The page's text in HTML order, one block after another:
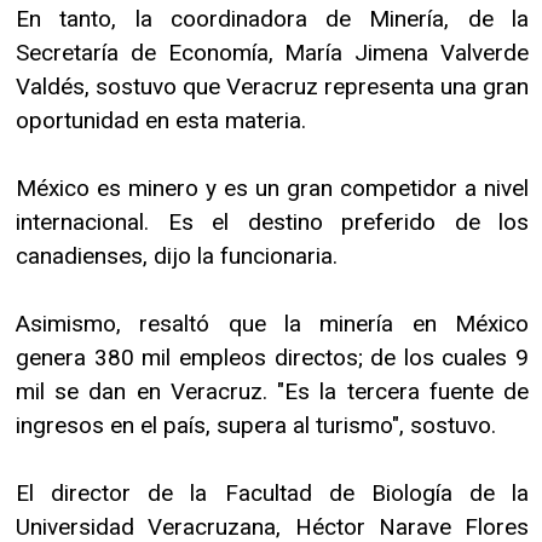
En tanto, la coordinadora de Minería, de la
Secretaría de Economía, María Jimena Valverde
Valdés, sostuvo que Veracruz representa una gran
oportunidad en esta materia.
México es minero y es un gran competidor a nivel
internacional. Es el destino preferido de los
canadienses, dijo la funcionaria.
Asimismo, resaltó que la minería en México
genera 380 mil empleos directos; de los cuales 9
mil se dan en Veracruz. "Es la tercera fuente de
ingresos en el país, supera al turismo", sostuvo.
El director de la Facultad de Biología de la
Universidad Veracruzana, Héctor Narave Flores